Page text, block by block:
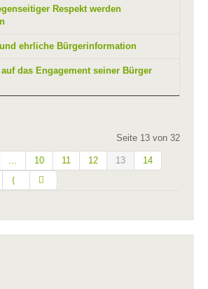
Respekt werden
ehrliche Bürgerinformation
das Engagement seiner Bürger
Seite 13 von 32
10 11 12 13
14